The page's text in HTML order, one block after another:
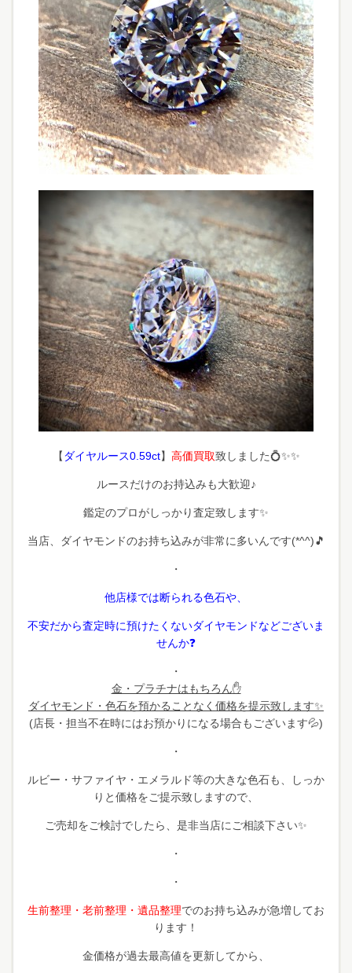
【 ダイヤルース0.59ct】 高価買取致しました💍✨✨
ルースだけのお持込みも大歓迎♪
鑑定のプロがしっかり査定致します✨
当店、ダイヤモンドのお持ち込みが非常に多いんです(*^^)🎵
・
他店様では断られる色石や、
不安だから査定時に預けたくないダイヤモンドなどございま
せんか❓
・
金・プラチナはもちろん✋
ダイヤモンド・色石を預かることなく価格を提示致します✨
(店長・担当不在時にはお預かりになる場合もございます💦)
・
ルビー・サファイヤ・エメラルド等の大きな色石も、しっか
りと価格をご提示致しますので、
ご売却をご検討でしたら、 是非当店にご相談下さい✨
・
・
生前整理・老前整理・遺品整理でのお持ち込みが急増してお
ります！
金価格が過去最高値を更新してから、